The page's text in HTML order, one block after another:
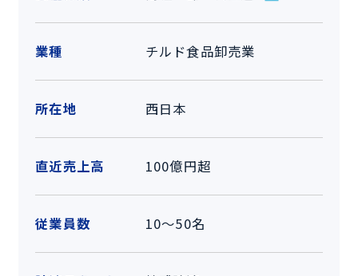
業種 チルド食品卸売業
所在地 西日本
直近売上高 100億円超
従業員数 10～50名